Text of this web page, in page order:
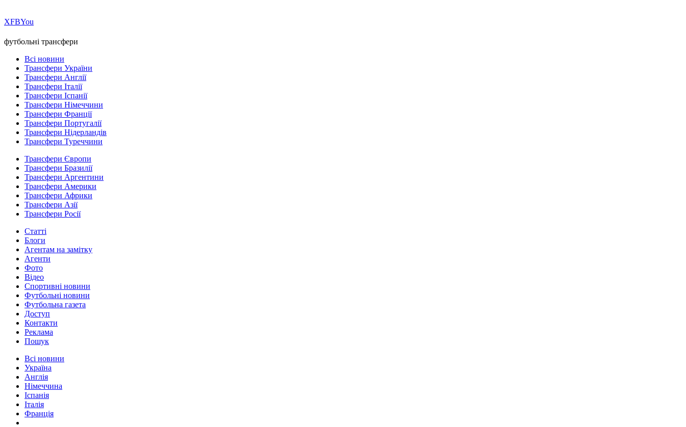
ХFBYou
футбольні трансфери
Всі новини
Трансфери України
Трансфери Англії
Трансфери Італії
Трансфери Іспанії
Трансфери Німеччини
Трансфери Франції
Трансфери Португалії
Трансфери Нідерландів
Трансфери Туреччини
Трансфери Європи
Трансфери Бразилії
Трансфери Аргентини
Трансфери Америки
Трансфери Африки
Трансфери Азії
Трансфери Росії
Статті
Блоги
Агентам на замітку
Агенти
Фото
Відео
Спортивні новини
Футбольні новини
Футбольна газета
Доступ
Контакти
Реклама
Пошук
Всі новини
Україна
Англія
Німеччина
Іспанія
Італія
Франція